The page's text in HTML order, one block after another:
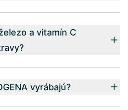
a vitamín C
vyrábajú?